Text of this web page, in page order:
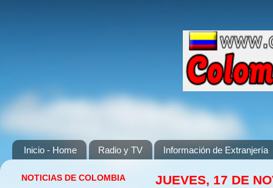
Inicio - Home Radio y TV Información de Extranjería
JUEVES, 17 DE
NOTICIAS DE COLOMBIA